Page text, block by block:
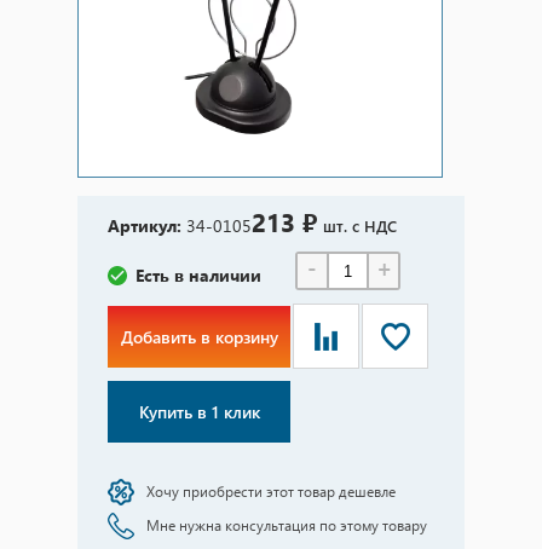
Артикул: 34-0105213 ₽ шт. с НДС
Есть в наличии - +
Добавить в корзину
Купить в 1 клик
Хочу приобрести этот товар дешевле
Мне нужна консультация по этому товару